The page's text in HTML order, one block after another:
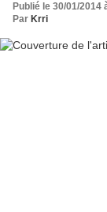
Publié le 30/01/2014
Par Krri